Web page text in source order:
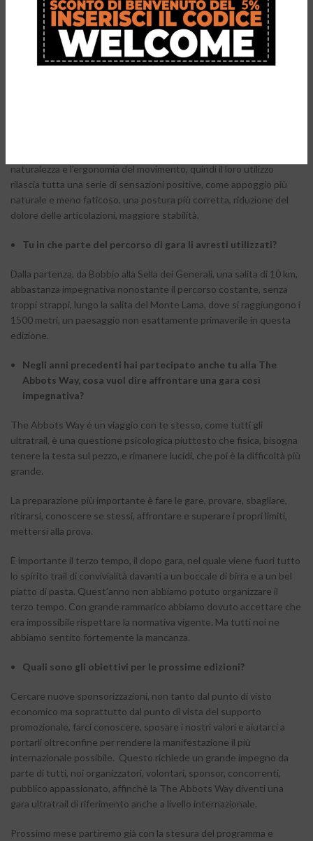
Da utilizzatore degliErgocurve, quali sono le differenze che
noti rispetto all’uso del bastoncino dritto tradizionale?
Innanzi tutto vorrei sottolineare che non credo si possa fare un
paragone tra bastoncini dritti e iN&W Curve. Quest’ultimi, infatti,
naturalezza e l’ergonomia del movimento, quindi il loro utilizzo
rilascia tutta una serie di sensazioni positive, come appoggio più
naturale e meno faticoso, una postura più corretta, riduzione del
dolore delle articolazioni, maggiore stabilità.
Tu in che parte del percorso di gara li avresti utilizzati?
Dalla partenza, da Bobbio alla Sella dei Generali, una salita di 10 km,
abbastanza impegnativa nonostante il percorso costante, senza
troppi strappi, lungo la salita del Monte Lama, dove si raggiungono i
1500 metri, un paesaggio non esattamente primaverile in questa
edizione.
Negli anni precedenti hai partecipato anche tu alla The
Abbots Way, cosa vuol dire affrontare una gara così
impegnativa?
The Abbots Way è un viaggio con te stesso, come tutti gli
ultratrail, è una questione psicologica piuttosto che fisica, bisogna
tenere la testa sul pezzo, e rimanere lucidi, che poi è la difficoltà più
grande.
La preparazione più importante è fare le gare, provare, sbagliare,
ritirarsi, conoscere se stessi, affrontare e superare i propri limiti,
mettersi alla prova.
È importante il terzo tempo, il dopo gara, nel quale viene fuori tutto
lo spirito trail di convivialità davanti a un boccale di birra e a un bel
piatto di pasta. Quest’anno non abbiamo potuto organizzare il
terzo tempo. Con grande rammarico abbiamo dovuto accettare che
era impossibile rispettare la normativa vigente. Ma tutti noi ne
abbiamo sentito fortemente la mancanza.
Quali sono gli obiettivi per le prossime edizioni?
Cercare nuove sponsorizzazioni, non tanto dal punto di visto
economico ma soprattutto dal punto di vista del supporto
promozionale, farci conoscere, sposare i nostri valori e aiutarci a
portarli oltreconfine per rendere la manifestazione il più
internazionale possibile. Questo richiede un grande impegno da
parte di tutti, noi organizzatori, volontari, sponsor, concorrenti,
pubblico appassionato, affinchè la The Abbots Way diventi una
gara ultratrail di riferimento anche a livello internazionale.
Prossimo mese partiremo già con la stesura del programma e